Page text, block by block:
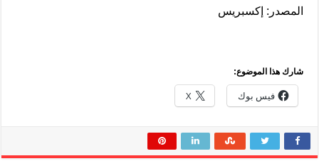
المصدر: إكسبريس
شارك هذا الموضوع:
فيس بوك X